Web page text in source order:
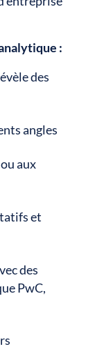
:
des
angles
aux
et
des
PwC,